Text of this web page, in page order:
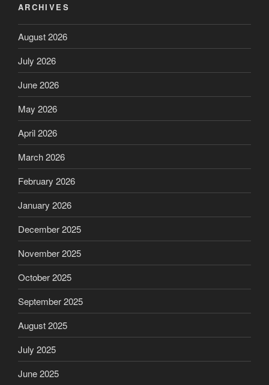
ARCHIVES
August 2026
July 2026
June 2026
May 2026
April 2026
March 2026
February 2026
January 2026
December 2025
November 2025
October 2025
September 2025
August 2025
July 2025
June 2025